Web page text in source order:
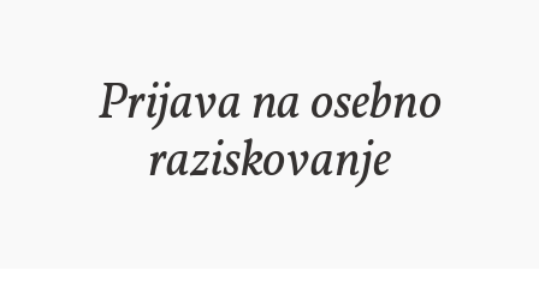
Prijava na osebno
raziskovanje